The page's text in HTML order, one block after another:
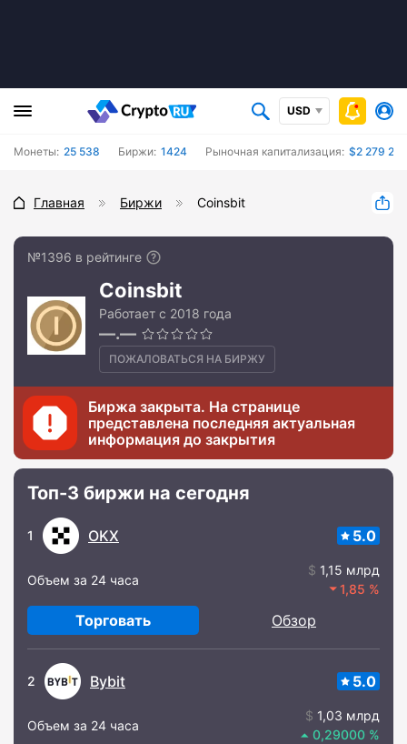
USD
Монеты: 25 538 Биржи: 1424 Рыночная капитализация: $2 279
Главная Биржи Coinsbit
№1396 в рейтинге
Coinsbit
Работает с 2018 года
—.—
ПОЖАЛОВАТЬСЯ НА БИРЖУ
Биржа закрыта. На странице
представлена последняя актуальная
информация до закрытия
Топ-3 биржи на сегодня
1 OKX 5.0
Объем за 24 часа
1,15 млрд
1,85
Торговать Обзор
2 Bybit 5.0
Объем за 24 часа
1,03 млрд
0,29000